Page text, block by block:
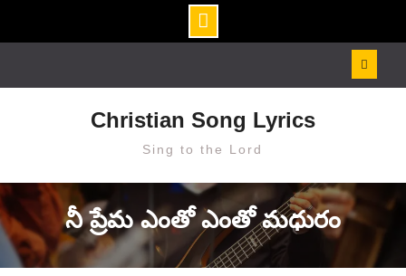
Christian Song Lyrics
Sing to the Lord
నీ ప్రేమ ఎంతో ఎంతో మధురం